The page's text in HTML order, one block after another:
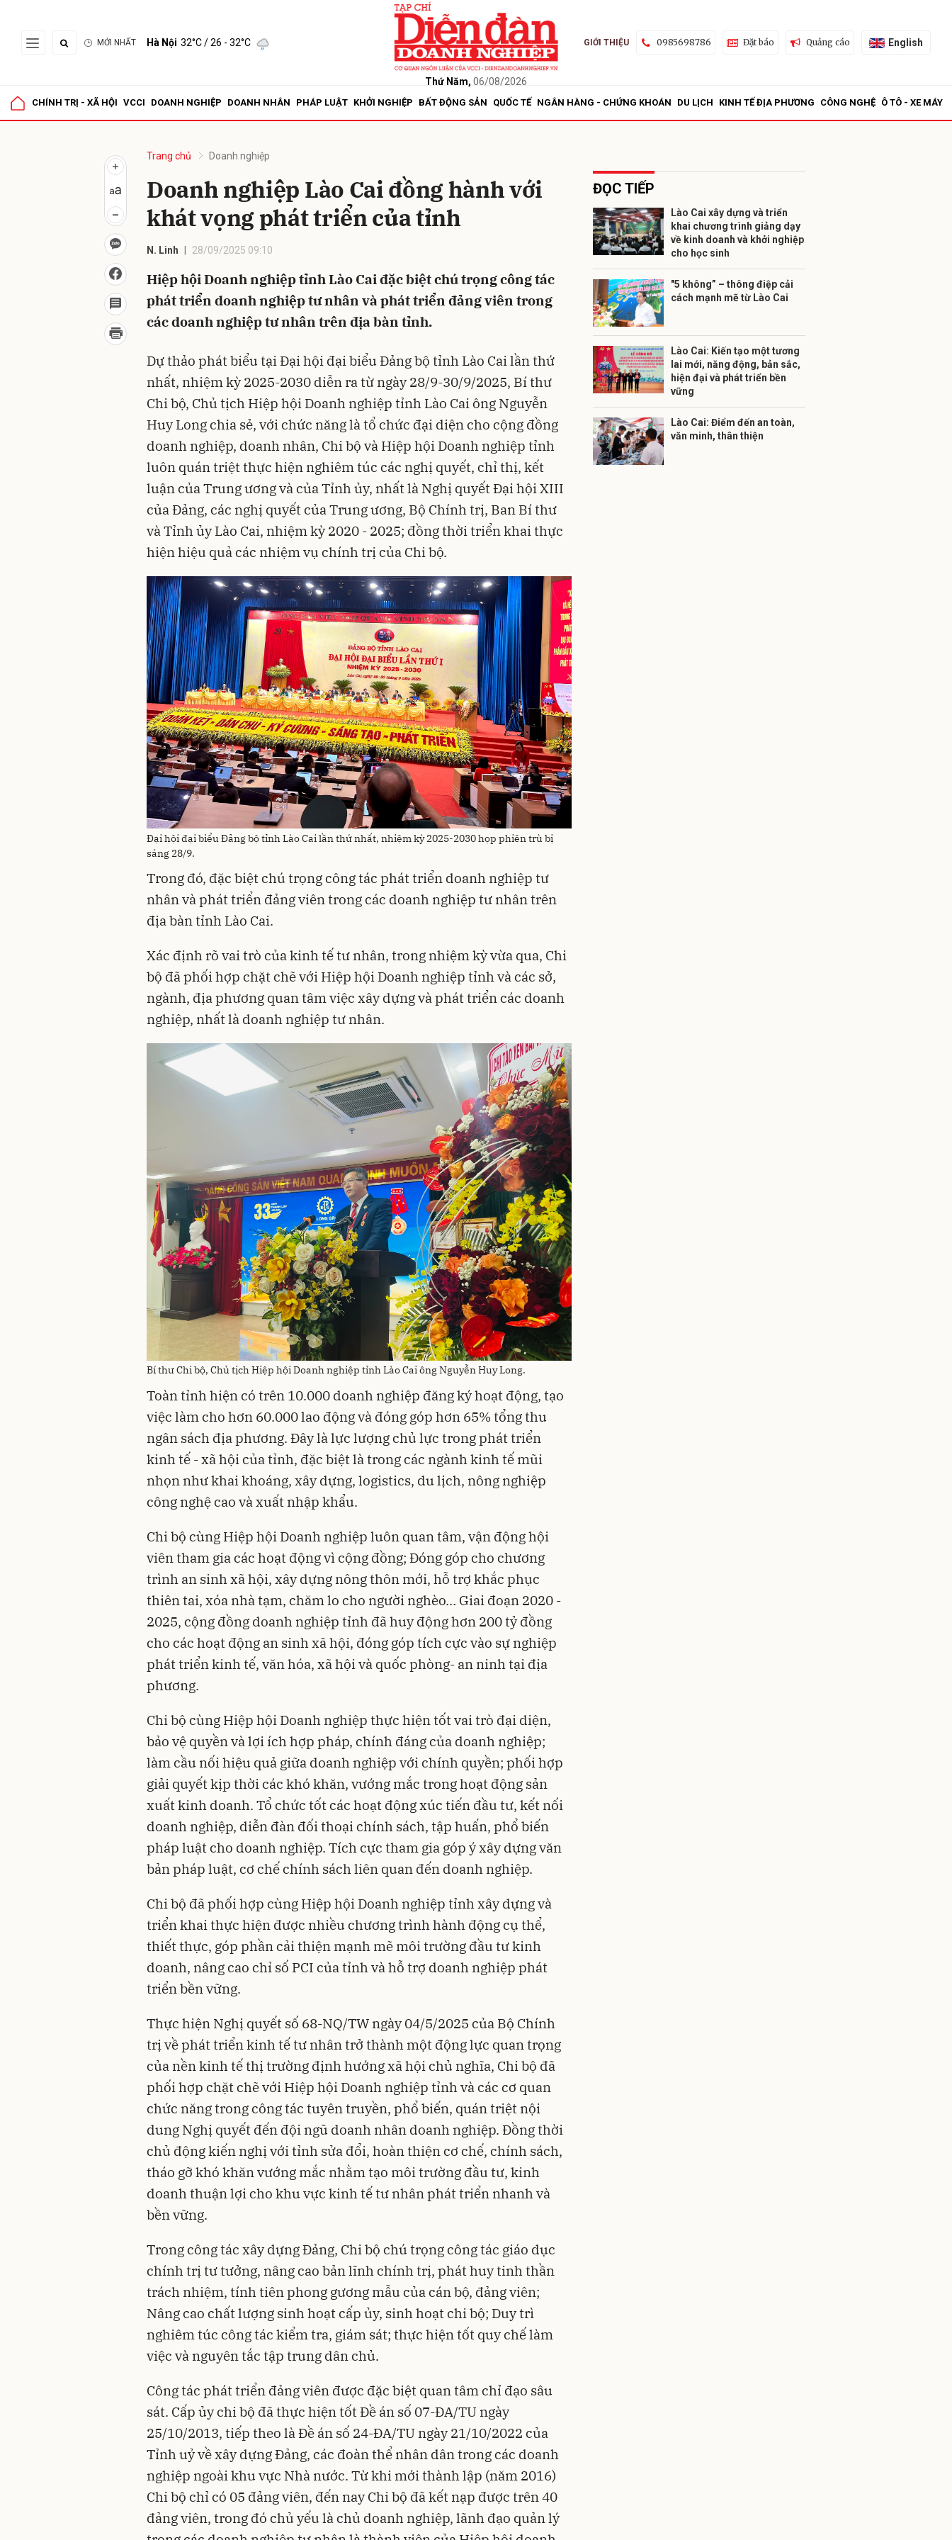
MỚI NHẤT Hà Nội 32°C/ 26 - 32°C
Thứ Năm, 06/08/2026
GIỚI THIỆU 0985698786 Đặt báo Quảng cáo English
CHÍNH TRỊ - XÃ HỘI VCCI DOANH NGHIỆP DOANH NHÂN PHÁP LUẬT KHỞI NGHIỆP BẤT ĐỘNG SẢN QUỐC TẾ NGÂN HÀNG - CHỨNG KHOÁN DU LỊCH KINH TẾ ĐỊA PHƯƠNG CÔNG NGHỆ Ô TÔ - XE MÁY
Trang chủ Doanh nghiệp
Doanh nghiệp Lào Cai đồng hành với
khát vọng phát triển của tỉnh
N. Linh 28/09/2025 09:10
Hiệp hội Doanh nghiệp tỉnh Lào Cai đặc biệt chú trọng công tác
phát triển doanh nghiệp tư nhân và phát triển đảng viên trong
các doanh nghiệp tư nhân trên địa bàn tỉnh.
Dự thảo phát biểu tại Đại hội đại biểu Đảng bộ tỉnh Lào Cai lần thứ
nhất, nhiệm kỳ 2025-2030 diễn ra từ ngày 28/9-30/9/2025, Bí thư
Chi bộ, Chủ tịch Hiệp hội Doanh nghiệp tỉnh Lào Cai ông Nguyễn
Huy Long chia sẻ, với chức năng là tổ chức đại diện cho cộng đồng
doanh nghiệp, doanh nhân, Chi bộ và Hiệp hội Doanh nghiệp tỉnh
luôn quán triệt thực hiện nghiêm túc các nghị quyết, chỉ thị, kết
luận của Trung ương và của Tỉnh ủy, nhất là Nghị quyết Đại hội XIII
của Đảng, các nghị quyết của Trung ương, Bộ Chính trị, Ban Bí thư
và Tỉnh ủy Lào Cai, nhiệm kỳ 2020 - 2025; đồng thời triển khai thực
hiện hiệu quả các nhiệm vụ chính trị của Chi bộ.
Đại hội đại biểu Đảng bộ tỉnh Lào Cai lần thứ nhất, nhiệm kỳ 2025-2030 họp phiên trù bị
sáng 28/9.
Trong đó, đặc biệt chú trọng công tác phát triển doanh nghiệp tư
nhân và phát triển đảng viên trong các doanh nghiệp tư nhân trên
địa bàn tỉnh Lào Cai.
Xác định rõ vai trò của kinh tế tư nhân, trong nhiệm kỳ vừa qua, Chi
bộ đã phối hợp chặt chẽ với Hiệp hội Doanh nghiệp tỉnh và các sở,
ngành, địa phương quan tâm việc xây dựng và phát triển các doanh
nghiệp, nhất là doanh nghiệp tư nhân.
Bí thư Chi bộ, Chủ tịch Hiệp hội Doanh nghiệp tỉnh Lào Cai ông Nguyễn Huy Long.
Toàn tỉnh hiện có trên 10.000 doanh nghiệp đăng ký hoạt động, tạo
việc làm cho hơn 60.000 lao động và đóng góp hơn 65% tổng thu
ngân sách địa phương. Đây là lực lượng chủ lực trong phát triển
kinh tế - xã hội của tỉnh, đặc biệt là trong các ngành kinh tế mũi
nhọn như khai khoáng, xây dựng, logistics, du lịch, nông nghiệp
công nghệ cao và xuất nhập khẩu.
Chi bộ cùng Hiệp hội Doanh nghiệp luôn quan tâm, vận động hội
viên tham gia các hoạt động vì cộng đồng; Đóng góp cho chương
trình an sinh xã hội, xây dựng nông thôn mới, hỗ trợ khắc phục
thiên tai, xóa nhà tạm, chăm lo cho người nghèo… Giai đoạn 2020 -
2025, cộng đồng doanh nghiệp tỉnh đã huy động hơn 200 tỷ đồng
cho các hoạt động an sinh xã hội, đóng góp tích cực vào sự nghiệp
phát triển kinh tế, văn hóa, xã hội và quốc phòng- an ninh tại địa
phương.
Chi bộ cùng Hiệp hội Doanh nghiệp thực hiện tốt vai trò đại diện,
bảo vệ quyền và lợi ích hợp pháp, chính đáng của doanh nghiệp;
làm cầu nối hiệu quả giữa doanh nghiệp với chính quyền; phối hợp
giải quyết kịp thời các khó khăn, vướng mắc trong hoạt động sản
xuất kinh doanh. Tổ chức tốt các hoạt động xúc tiến đầu tư, kết nối
doanh nghiệp, diễn đàn đối thoại chính sách, tập huấn, phổ biến
pháp luật cho doanh nghiệp. Tích cực tham gia góp ý xây dựng văn
bản pháp luật, cơ chế chính sách liên quan đến doanh nghiệp.
Chi bộ đã phối hợp cùng Hiệp hội Doanh nghiệp tỉnh xây dựng và
triển khai thực hiện được nhiều chương trình hành động cụ thể,
thiết thực, góp phần cải thiện mạnh mẽ môi trường đầu tư kinh
doanh, nâng cao chỉ số PCI của tỉnh và hỗ trợ doanh nghiệp phát
triển bền vững.
Thực hiện Nghị quyết số 68-NQ/TW ngày 04/5/2025 của Bộ Chính
trị về phát triển kinh tế tư nhân trở thành một động lực quan trọng
của nền kinh tế thị trường định hướng xã hội chủ nghĩa, Chi bộ đã
phối hợp chặt chẽ với Hiệp hội Doanh nghiệp tỉnh và các cơ quan
chức năng trong công tác tuyên truyền, phổ biến, quán triệt nội
dung Nghị quyết đến đội ngũ doanh nhân doanh nghiệp. Đồng thời
chủ động kiến nghị với tỉnh sửa đổi, hoàn thiện cơ chế, chính sách,
tháo gỡ khó khăn vướng mắc nhằm tạo môi trường đầu tư, kinh
doanh thuận lợi cho khu vực kinh tế tư nhân phát triển nhanh và
bền vững.
Trong công tác xây dựng Đảng, Chi bộ chú trọng công tác giáo dục
chính trị tư tưởng, nâng cao bản lĩnh chính trị, phát huy tinh thần
trách nhiệm, tính tiên phong gương mẫu của cán bộ, đảng viên;
Nâng cao chất lượng sinh hoạt cấp ủy, sinh hoạt chi bộ; Duy trì
nghiêm túc công tác kiểm tra, giám sát; thực hiện tốt quy chế làm
việc và nguyên tắc tập trung dân chủ.
Công tác phát triển đảng viên được đặc biệt quan tâm chỉ đạo sâu
sát. Cấp ủy chi bộ đã thực hiện tốt Đề án số 07-ĐA/TU ngày
25/10/2013, tiếp theo là Đề án số 24-ĐA/TU ngày 21/10/2022 của
Tỉnh uỷ về xây dựng Đảng, các đoàn thể nhân dân trong các doanh
nghiệp ngoài khu vực Nhà nước. Từ khi mới thành lập (năm 2016)
Chi bộ chỉ có 05 đảng viên, đến nay Chi bộ đã kết nạp được trên 40
đảng viên, trong đó chủ yếu là chủ doanh nghiệp, lãnh đạo quản lý
ĐỌC TIẾP
Lào Cai xây dựng và triển
khai chương trình giảng dạy
về kinh doanh và khởi nghiệp
cho học sinh
"5 không” – thông điệp cải
cách mạnh mẽ từ Lào Cai
Lào Cai: Kiến tạo một tương
lai mới, năng động, bản sắc,
hiện đại và phát triển bền
vững
Lào Cai: Điểm đến an toàn,
văn minh, thân thiện
Gửi